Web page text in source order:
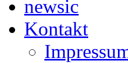
newsic
Kontakt